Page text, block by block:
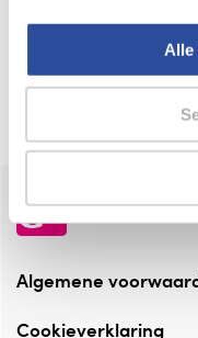
Alle
Altijd onze
Check onze
de
Algemene
Cookieverklaring